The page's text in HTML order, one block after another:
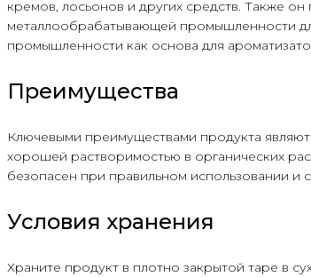
кремов, лосьонов и других средств. Также
металлообрабатывающей промышленности
промышленности как основа для
Преимущества
Ключевыми преимуществами продукта
хорошей растворимостью в органических
безопасен при правильном использовании и
Условия хранения
Храните продукт в плотно закрытой таре в